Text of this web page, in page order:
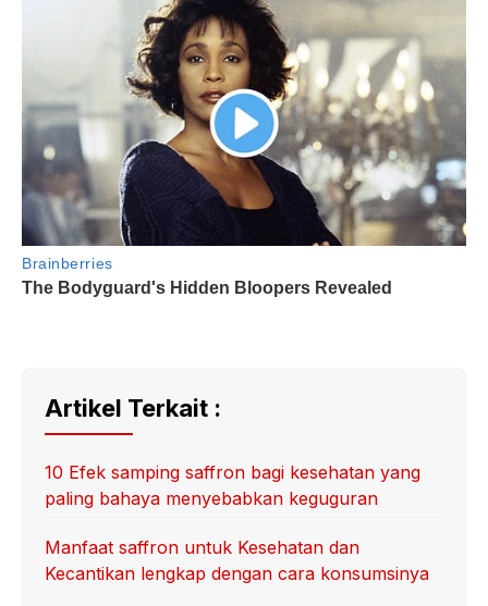
Artikel Terkait :
10 Efek samping saffron bagi kesehatan yang
paling bahaya menyebabkan keguguran
Manfaat saffron untuk Kesehatan dan
Kecantikan lengkap dengan cara konsumsinya